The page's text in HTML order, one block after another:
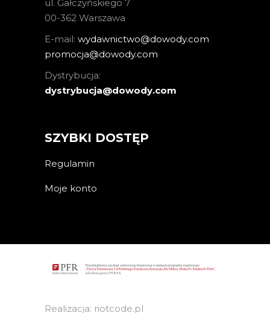
ul. Gałczyńskiego 7
00-362 Warszawa
E-mail: wydawnictwo@dowody.com
promocja@dowody.com
Dystrybucja:
dystrybucja@dowody.com
SZYBKI DOSTĘP
Regulamin
Moje konto
Realizacja: riotcode.pl